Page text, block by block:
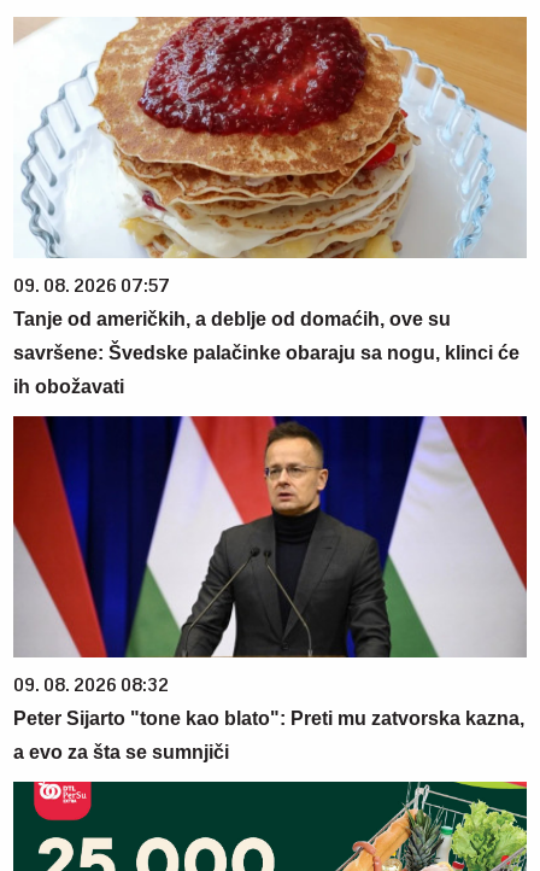
09. 08. 2026 07:57
Tanje od američkih, a deblje od domaćih, ove su
savršene: Švedske palačinke obaraju sa nogu, klinci će
ih obožavati
09. 08. 2026 08:32
Peter Sijarto "tone kao blato": Preti mu zatvorska kazna,
a evo za šta se sumnjiči